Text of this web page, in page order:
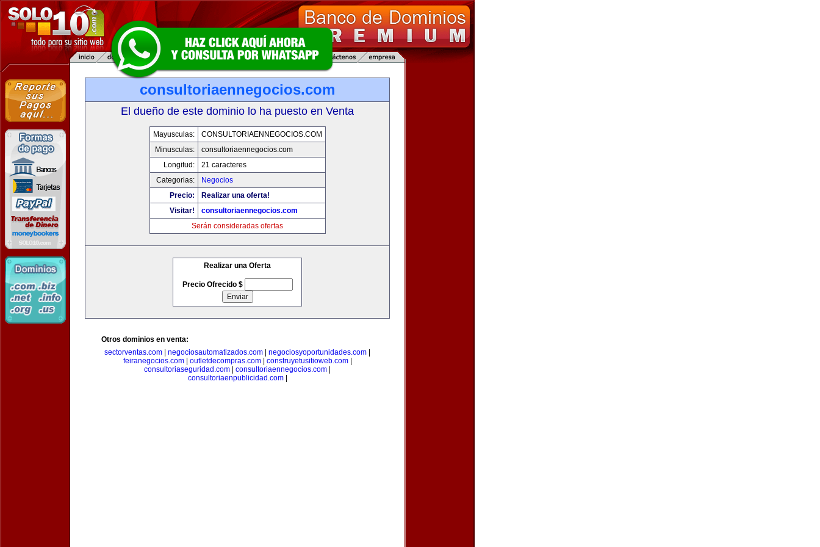
consultoriaennegocios.com
El dueño de este dominio lo ha puesto en Venta
Mayusculas:
CONSULTORIAENNEGOCIOS.COM
Minusculas:
consultoriaennegocios.com
Longitud:
21 caracteres
Categorias:
Negocios
Precio:
Realizar una oferta!
Visitar!
consultoriaennegocios.com
Serán consideradas ofertas
Realizar una Oferta
Precio Ofrecido $
Otros dominios en venta:
sectorventas.com
negociosautomatizados.com negociosyoportunidades.com
feiranegocios.com| outletdecompras.com| construyetusitioweb.com|
consultoriaseguridad.com
consultoriaennegocios.com
consultoriaenpublicidad.com|